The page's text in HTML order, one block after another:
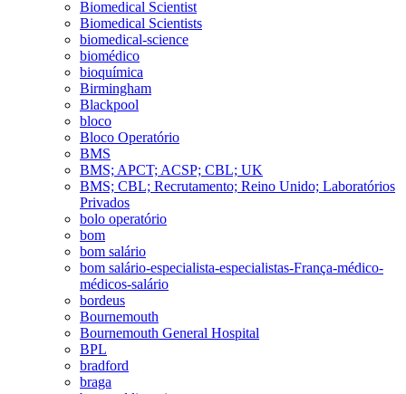
Biomedical Scientist
Biomedical Scientists
biomedical-science
biomédico
bioquímica
Birmingham
Blackpool
bloco
Bloco Operatório
BMS
BMS; APCT; ACSP; CBL; UK
BMS; CBL; Recrutamento; Reino Unido; Laboratórios
Privados
bolo operatório
bom
bom salário
bom salário-especialista-especialistas-França-médico-
médicos-salário
bordeus
Bournemouth
Bournemouth General Hospital
BPL
bradford
braga